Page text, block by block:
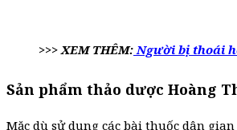
>>> XEM THÊM:Người bị thoái
Sản phẩm thảo dược Hoàng
Mặc dù sử dụng các bài thuốc dân